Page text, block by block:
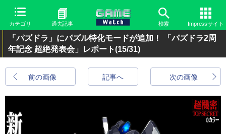
カテゴリ 過去記事 検索 Impressサイト
「パズドラ」にパズル特化モードが追加！ 「パズドラ2周
年記念 超絶発表会」レポート(15/31)
前の画像 次の画像
記事へ